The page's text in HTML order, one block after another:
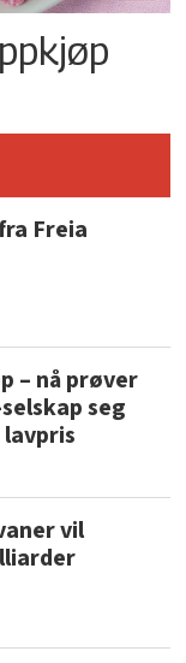
Freia
– nå prøver
seg
vil